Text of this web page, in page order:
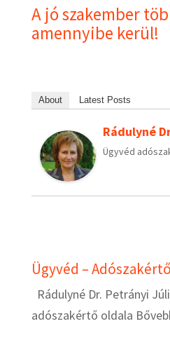
A jó szakember
amennyibe kerül!
About Latest Posts
Rádulyné
Ügyvéd
Ügyvéd – Adószakértő
Rádulyné Dr. Petrányi
adószakértő oldala